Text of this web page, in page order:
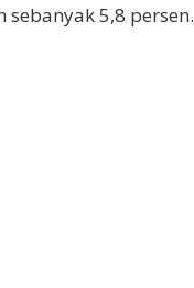
sebanyak 5,8 persen.